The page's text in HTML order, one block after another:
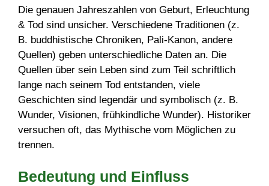
Die genauen Jahreszahlen von Geburt, Erleuchtung
& Tod sind unsicher. Verschiedene Traditionen (z.
B. buddhistische Chroniken, Pali-Kanon, andere
Quellen) geben unterschiedliche Daten an. Die
Quellen über sein Leben sind zum Teil schriftlich
lange nach seinem Tod entstanden, viele
Geschichten sind legendär und symbolisch (z. B.
Wunder, Visionen, frühkindliche Wunder). Historiker
versuchen oft, das Mythische vom Möglichen zu
trennen.
Bedeutung und Einfluss